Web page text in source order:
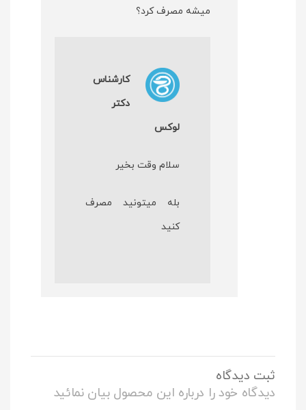
میشه مصرف کرد؟
کارشناس
دکتر
لوکس
سلام وقت بخیر
بله میتونید مصرف
کنید
ثبت دیدگاه
دیدگاه خود را درباره این محصول بیان نمائید